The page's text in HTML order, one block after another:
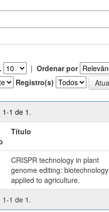
| Ordenar por
Registro(s)
1-1 de 1.
Título
CRISPR technology in plant
genome editing: biotechnology
applied to agriculture.
1-1 de 1.